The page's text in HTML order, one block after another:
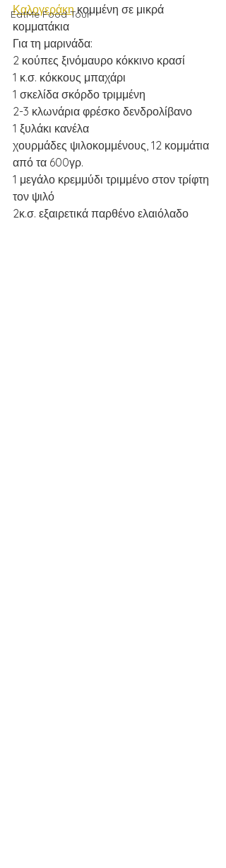
EatMe Food Tour
Καλογεράκη κομμένη σε μικρά
κομματάκια
Για τη μαρινάδα:
2 κούπες ξινόμαυρο κόκκινο κρασί
1 κ.σ. κόκκους μπαχάρι
1 σκελίδα σκόρδο τριμμένη
2-3 κλωνάρια φρέσκο δενδρολίβανο
1 ξυλάκι κανέλα
χουρμάδες ψιλοκομμένους, 12 κομμάτια
από τα 600γρ.
1 μεγάλο κρεμμύδι τριμμένο στον τρίφτη
τον ψιλό
2κ.σ. εξαιρετικά παρθένο ελαιόλαδο